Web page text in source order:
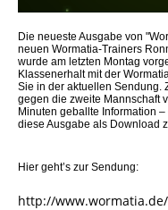
Die neueste Ausgabe von
neuen Wormatia-Trainers
wurde am letzten Montag
Klassenerhalt mit der
Sie in der aktuellen Sendung.
gegen die zweite Mannschaft
Minuten geballte Information
diese Ausgabe als Download
Hier geht’s zur Sendung:
http://